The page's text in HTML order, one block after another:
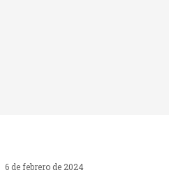
6 de febrero de 2024